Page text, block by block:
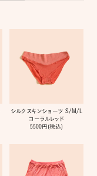
シルクスキンショーツ S/M/L
コーラルレッド
5500円(税込)